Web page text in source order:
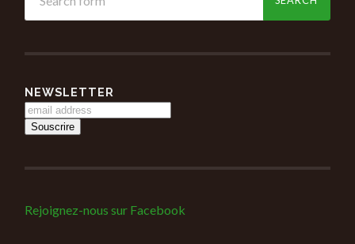
NEWSLETTER
Rejoignez-nous sur Facebook